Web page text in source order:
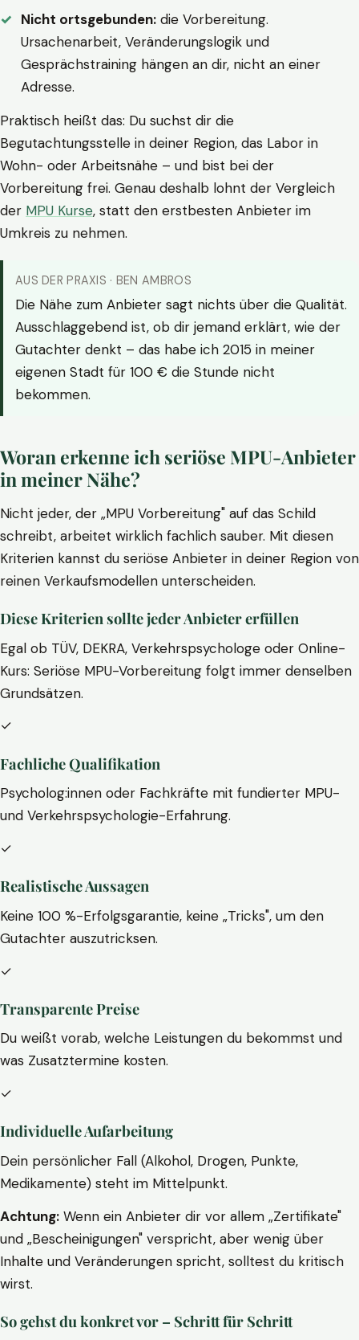
Nicht ortsgebunden: die Vorbereitung.
Ursachenarbeit, Veränderungslogik und
Gesprächstraining hängen an dir, nicht an einer
Adresse.
Praktisch heißt das: Du suchst dir die
Begutachtungsstelle in deiner Region, das Labor in
Wohn- oder Arbeitsnähe – und bist bei der
Vorbereitung frei. Genau deshalb lohnt der Vergleich
der MPU Kurse, statt den erstbesten Anbieter im
Umkreis zu nehmen.
AUS DER PRAXIS · BEN AMBROS
Die Nähe zum Anbieter sagt nichts über die Qualität.
Ausschlaggebend ist, ob dir jemand erklärt, wie der
Gutachter denkt – das habe ich 2015 in meiner
eigenen Stadt für 100 € die Stunde nicht
bekommen.
Woran erkenne ich seriöse MPU-Anbieter
in meiner Nähe?
Nicht jeder, der „MPU Vorbereitung" auf das Schild
schreibt, arbeitet wirklich fachlich sauber. Mit diesen
Kriterien kannst du seriöse Anbieter in deiner Region von
reinen Verkaufsmodellen unterscheiden.
Diese Kriterien sollte jeder Anbieter erfüllen
Egal ob TÜV, DEKRA, Verkehrspsychologe oder Online-
Kurs: Seriöse MPU-Vorbereitung folgt immer denselben
Grundsätzen.
✓
Fachliche Qualifikation
Psycholog:innen oder Fachkräfte mit fundierter MPU-
und Verkehrspsychologie-Erfahrung.
✓
Realistische Aussagen
Keine 100 %-Erfolgsgarantie, keine „Tricks", um den
Gutachter auszutricksen.
✓
Transparente Preise
Du weißt vorab, welche Leistungen du bekommst und
was Zusatztermine kosten.
✓
Individuelle Aufarbeitung
Dein persönlicher Fall (Alkohol, Drogen, Punkte,
Medikamente) steht im Mittelpunkt.
Achtung: Wenn ein Anbieter dir vor allem „Zertifikate"
und „Bescheinigungen" verspricht, aber wenig über
Inhalte und Veränderungen spricht, solltest du kritisch
wirst.
So gehst du konkret vor – Schritt für Schritt